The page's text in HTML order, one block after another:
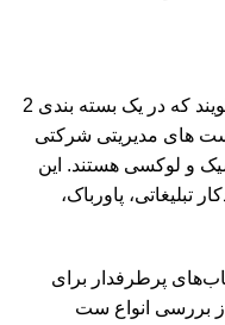
ست هدیه مدیریتی به محصولاتی می گویند که در یک بسته بندی 2
ست های مدیریتی شرکتی
و لوکسی هستند. این
پاورباک،
پرطرفدار برای
بررسی انواع ست